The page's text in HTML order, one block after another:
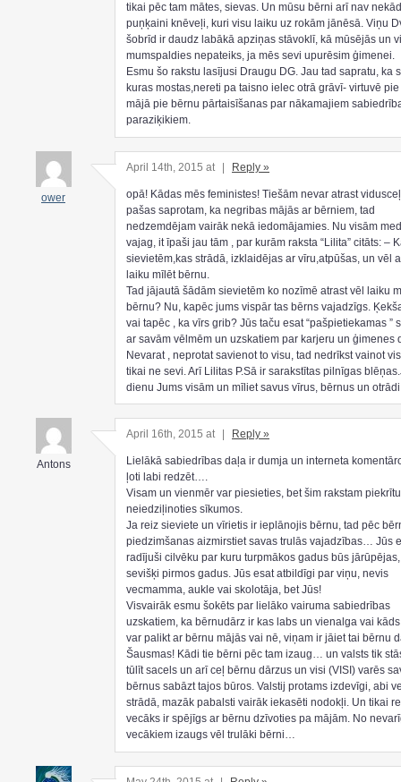
tikai pēc tam mātes, sievas. Un mūsu bērni arī nav
puņķaini knēveļi, kuri visu laiku uz rokām jānēsā. Viņu
šobrīd ir daudz labākā apziņas stāvoklī, kā mūsējās un
mumspaldies nepateiks, ja mēs sevi upurēsim ģimenei.
Esmu šo rakstu lasījusi Draugu DG. Jau tad sapratu, ka
kuras mostas,nereti pa taisno ielec otrā grāvī- virtuvē
mājā pie bērnu pārtaisīšanas par nākamajiem
paraziķikiem.
ower
April 14th, 2015 at | Reply »
opā! Kādas mēs feministes! Tiešām nevar atrast
pašas saprotam, ka negribas mājās ar bērniem, tad
nedzemdējam vairāk nekā iedomājamies. Nu visām
vajag, it īpaši jau tām , par kurām raksta “Lilita” citāts: –
sievietēm,kas strādā, izklaidējas ar vīru,atpūšas, un vēl
laiku mīlēt bērnu.
Tad jājautā šādām sievietēm ko nozīmē atrast vēl laiku
bērnu? Nu, kapēc jums vispār tas bērns vajadzīgs.
vai tapēc , ka vīrs grib? Jūs taču esat “pašpietiekamas ”
ar savām vēlmēm un uzskatiem par karjeru un ģimenes
Nevarat , neprotat savienot to visu, tad nedrīkst vainot
tikai ne sevi. Arī Lilitas P.Sā ir sarakstītas pilnīgas
dienu Jums visām un mīliet savus vīrus, bērnus un
Antons
April 16th, 2015 at Reply »
Lielākā sabiedrības daļa ir dumja un interneta
ļoti labi redzēt….
Visam un vienmēr var piesieties, bet šim rakstam piekrītu
neiedziļinoties sīkumos.
Ja reiz sieviete un vīrietis ir ieplānojis bērnu, tad pēc
piedzimšanas aizmirstiet savas trulās vajadzības… Jūs
radījuši cilvēku par kuru turpmākos gadus būs
sevišķi pirmos gadus. Jūs esat atbildīgi par viņu, nevis
vecmamma, aukle vai skolotāja, bet Jūs!
Visvairāk esmu šokēts par lielāko vairuma sabiedrības
uzskatiem, ka bērnudārz ir kas labs un vienalga vai
var palikt ar bērnu mājās vai nē, viņam ir jāiet tai bērnu
Šausmas! Kādi tie bērni pēc tam izaug… un valsts tik
tūlīt sacels un arī ceļ bērnu dārzus un visi (VISI) varēs
bērnus sabāzt tajos būros. Valstij protams izdevīgi, abi
strādā, mazāk pabalsti vairāk iekasēti nodokļi. Un tikai
vecāks ir spējīgs ar bērnu dzīvoties pa mājām. No
vecākiem izaugs vēl trulāki bērni…